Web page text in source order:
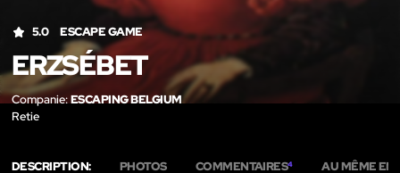
5.0 ESCAPE GAME
ERZSÉBET
Companie:ESCAPING BELGIUM
Retie
DESCRIPTION: PHOTOS COMMENTAIRES4 AU MÊME